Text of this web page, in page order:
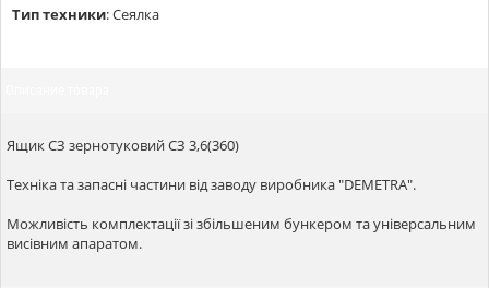
Тип техники:Сеялка
Ящик СЗ зернотуковий СЗ 3,6(360)
Техніка та запасні частини від заводу виробника "DEMETRA".
Можливість комплектації зі збільшеним бункером та універсальним
висівним апаратом.